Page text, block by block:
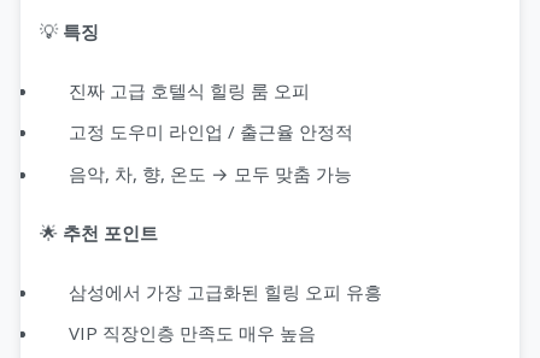
💡 특징
진짜 고급 호텔식 힐링 룸 오피
고정 도우미 라인업 / 출근율 안정적
음악, 차, 향, 온도 → 모두 맞춤 가능
🌟 추천 포인트
삼성에서 가장 고급화된 힐링 오피 유흥
VIP 직장인층 만족도 매우 높음